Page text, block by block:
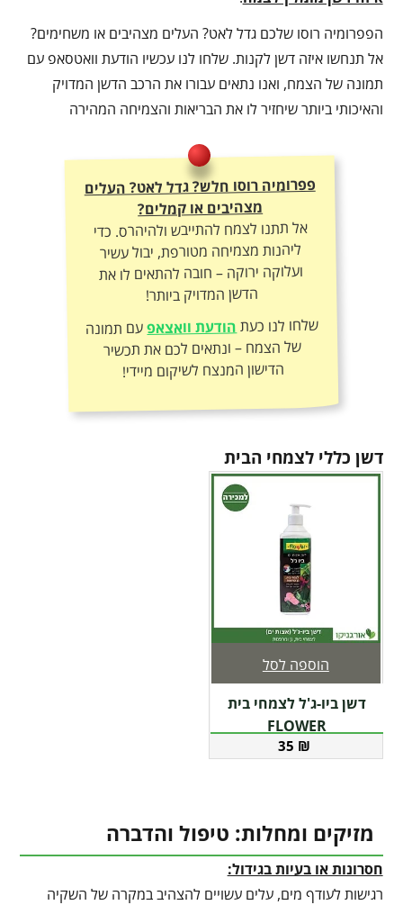
הפפרומיה רוסו שלכם גדל לאט? העלים מצהיבים או משחימים?
אל תנחשו איזה דשן לקנות. שלחו לנו עכשיו הודעת וואטסאפ עם
תמונה של הצמח, ואנו נתאים עבורו את הרכב הדשן המדויק
והאיכותי ביותר שיחזיר לו את הבריאות והצמיחה המהירה
פפרומיה רוסו חלש? גדל לאט? העלים
מצהיבים או קמלים?
אל תתנו לצמח להתייבש ולהיהרס. כדי
ליהנות מצמיחה מטורפת, יבול עשיר
ועלוקה ירוקה – חובה להתאים לו את
הדשן המדויק ביותר!
שלחו לנו כעתהודעת וואצאפעם תמונה
של הצמח – ונתאים לכם את תכשיר
הדישון המנצח לשיקום מיידי!
דשן כללי לצמחי הבית
דשן ביו-ג'ל לצמחי בית
FLOWER
35 ₪
הוספה לסל
מזיקים ומחלות: טיפול והדברה
חסרונות או בעיות בגידול:
רגישות לעודף מים, עלים עשויים להצהיב במקרה של השקיה